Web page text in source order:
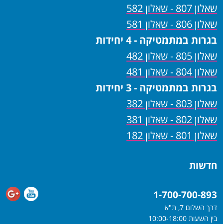
שאלון 807 - שאלון 582
שאלון 806 - שאלון 581
בגרות במתמטיקה - 4 יחידות
שאלון 805 - שאלון 482
שאלון 804 - שאלון 481
בגרות במתמטיקה - 3 יחידות
שאלון 803 - שאלון 382
שאלון 802 - שאלון 381
שאלון 801 - שאלון 182
חדשות
1-700-700-893
דרך השלום 7, ת"א
בין השעות 10:00-18:00